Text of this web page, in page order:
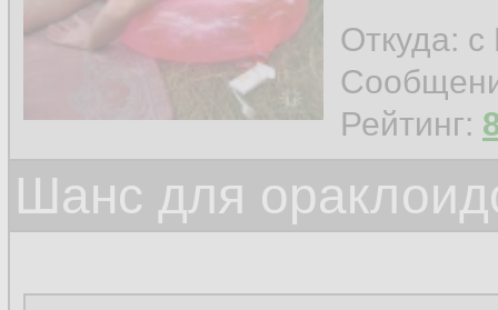
Откуда: с
Рейтинг:
Шанс для